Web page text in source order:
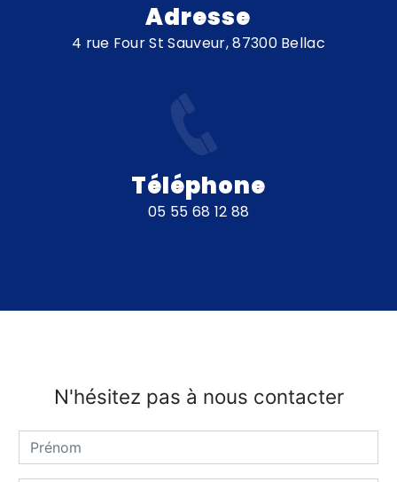
Adresse
4 rue Four St Sauveur, 87300 Bellac
Téléphone
05 55 68 12 88
N'hésitez pas à nous contacter